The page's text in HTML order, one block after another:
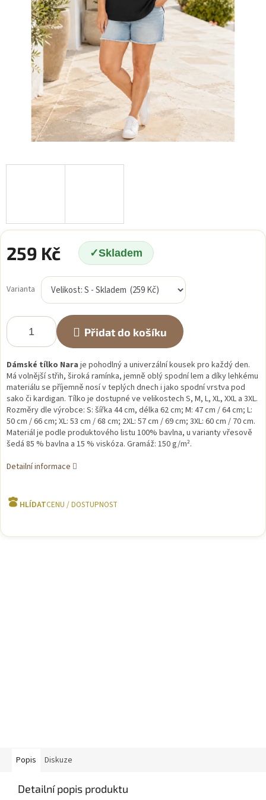
259 Kč Skladem
cena:
Varianta
Přidat do košíku
Dámské tílko Nara je pohodlný a univerzální kousek pro každý den.
Má volnější střih, široká ramínka, jemně oblý spodní lem a díky lehkému
materiálu se příjemně nosí v teplých dnech i jako spodní vrstva pod
sako či kardigan. Tílko je dostupné ve velikostech S, M, L, XL, XXL a 3XL.
Rozměry dle výrobce: S: šířka 44 cm, délka 62 cm; M: 47 cm / 64 cm; L:
50 cm / 66 cm; XL: 53 cm / 68 cm; 2XL: 57 cm / 69 cm; 3XL: 60 cm / 70 cm.
Materiál je podle produktového listu 100% bavlna, u varianty vřesově
šedá 85 % bavlna a 15 % viskóza. Gramáž: 150 g/m².
Detailní informace
HLÍDAT
Popis Diskuze
Detailní popis produktu